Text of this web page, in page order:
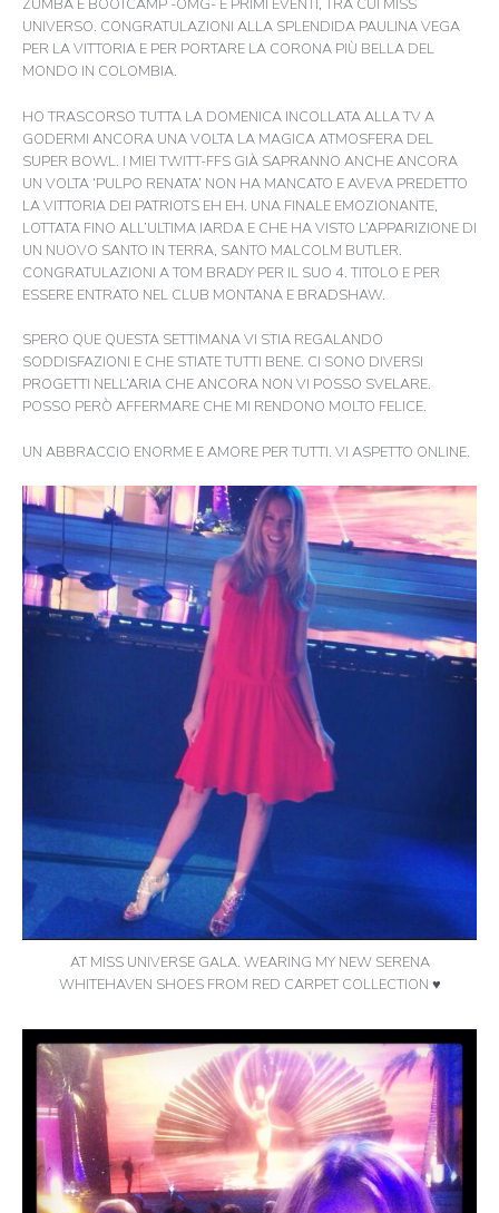
ZUMBA E BOOTCAMP -OMG- E PRIMI EVENTI, TRA CUI MISS
UNIVERSO. CONGRATULAZIONI ALLA SPLENDIDA PAULINA VEGA
PER LA VITTORIA E PER PORTARE LA CORONA PIÙ BELLA DEL
MONDO IN COLOMBIA.
HO TRASCORSO TUTTA LA DOMENICA INCOLLATA ALLA TV A
GODERMI ANCORA UNA VOLTA LA MAGICA ATMOSFERA DEL
SUPER BOWL. I MIEI TWITT-FFS GIÀ SAPRANNO ANCHE ANCORA
UN VOLTA ‘PULPO RENATA’ NON HA MANCATO E AVEVA PREDETTO
LA VITTORIA DEI PATRIOTS EH EH. UNA FINALE EMOZIONANTE,
LOTTATA FINO ALL’ULTIMA IARDA E CHE HA VISTO L’APPARIZIONE DI
UN NUOVO SANTO IN TERRA, SANTO MALCOLM BUTLER.
CONGRATULAZIONI A TOM BRADY PER IL SUO 4. TITOLO E PER
ESSERE ENTRATO NEL CLUB MONTANA E BRADSHAW.
SPERO QUE QUESTA SETTIMANA VI STIA REGALANDO
SODDISFAZIONI E CHE STIATE TUTTI BENE. CI SONO DIVERSI
PROGETTI NELL’ARIA CHE ANCORA NON VI POSSO SVELARE.
POSSO PERÒ AFFERMARE CHE MI RENDONO MOLTO FELICE.
UN ABBRACCIO ENORME E AMORE PER TUTTI. VI ASPETTO ONLINE.
AT MISS UNIVERSE GALA. WEARING MY NEW SERENA
WHITEHAVEN SHOES FROM RED CARPET COLLECTION ♥